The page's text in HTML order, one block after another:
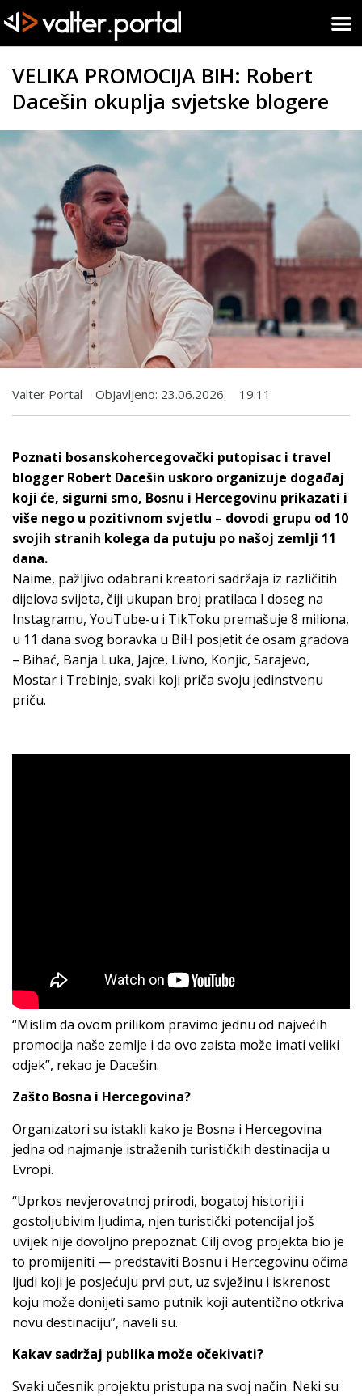
VELIKA PROMOCIJA BIH: Robert
Dacešin okuplja svjetske blogere
Valter Portal Objavljeno: 23.06.2026. 19:11
Poznati bosanskohercegovački putopisac i travel
blogger Robert Dacešin uskoro organizuje događaj
koji će, sigurni smo, Bosnu i Hercegovinu prikazati i
više nego u pozitivnom svjetlu – dovodi grupu od 10
svojih stranih kolega da putuju po našoj zemlji 11
dana.
Naime, pažljivo odabrani kreatori sadržaja iz različitih
dijelova svijeta, čiji ukupan broj pratilaca I doseg na
Instagramu, YouTube-u i TikToku premašuje 8 miliona,
u 11 dana svog boravka u BiH posjetit će osam gradova
– Bihać, Banja Luka, Jajce, Livno, Konjic, Sarajevo,
Mostar i Trebinje, svaki koji priča svoju jedinstvenu
priču.
“Mislim da ovom prilikom pravimo jednu od najvećih
promocija naše zemlje i da ovo zaista može imati veliki
odjek”, rekao je Dacešin.
Zašto Bosna i Hercegovina?
Organizatori su istakli kako je Bosna i Hercegovina
jedna od najmanje istraženih turističkih destinacija u
Evropi.
“Uprkos nevjerovatnoj prirodi, bogatoj historiji i
gostoljubivim ljudima, njen turistički potencijal još
uvijek nije dovoljno prepoznat. Cilj ovog projekta bio je
to promijeniti — predstaviti Bosnu i Hercegovinu očima
ljudi koji je posjećuju prvi put, uz svježinu i iskrenost
koju može donijeti samo putnik koji autentično otkriva
novu destinaciju”, naveli su.
Kakav sadržaj publika može očekivati?
Svaki učesnik projektu pristupa na svoj način. Neki su